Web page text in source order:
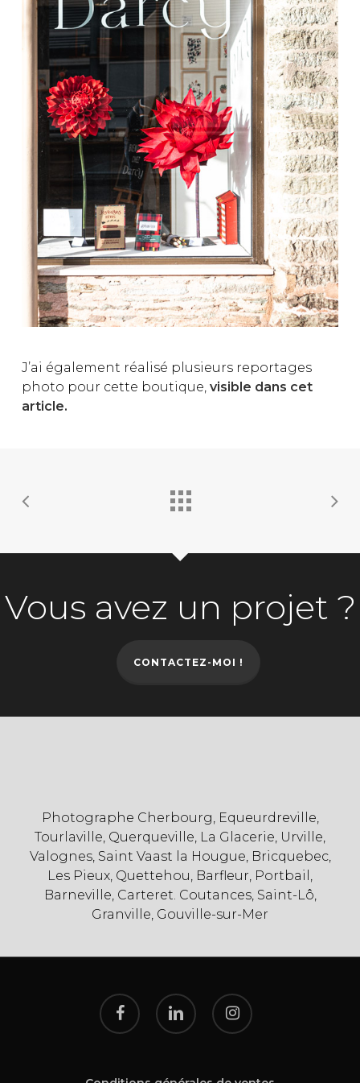
J’ai également réalisé plusieurs reportages
photo pour cette boutique, visible dans cet
article.
Vous avez un projet ?
CONTACTEZ-MOI !
Photographe Cherbourg, Equeurdreville,
Tourlaville, Querqueville, La Glacerie, Urville,
Valognes, Saint Vaast la Hougue, Bricquebec,
Les Pieux, Quettehou, Barfleur, Portbail,
Barneville, Carteret. Coutances, Saint-Lô,
Granville, Gouville-sur-Mer
facebook linkedin instagram